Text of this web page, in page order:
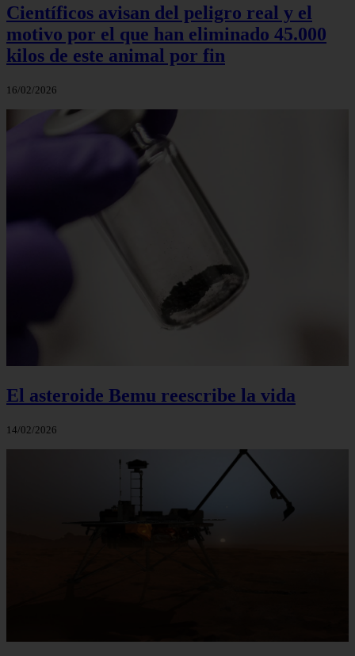
Científicos avisan del peligro real y el
motivo por el que han eliminado 45.000
kilos de este animal por fin
16/02/2026
El asteroide Bemu reescribe la vida
14/02/2026